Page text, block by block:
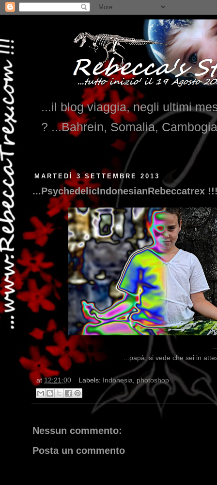
...il blog viaggia, negli ultimi
? ...Bahrein, Somalia,
MARTEDÌ 3 SETTEMBRE 2013
...PsychedelicIndonesianRebeccatrex
...papà, si vede che sei in
at 12:21:00 Labels: Indonesia, photoshop
Nessun commento:
Posta un commento